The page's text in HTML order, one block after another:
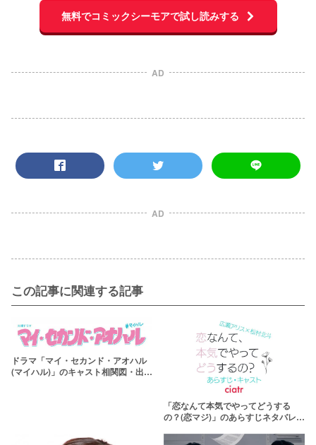
無料でコミックシーモアで試し読みする
AD
AD
この記事に関連する記事
ドラマ「マイ・セカンド・アオハル
(マイハル)」のキャスト相関図・出演
「恋なんて本気でやってどうする
の？(恋マジ)」のあらすじネタバレを